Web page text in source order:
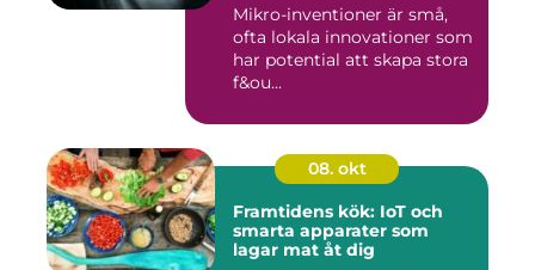
Mikro-inventioner är små,
ofta lokala innovationer som
har potential att skapa stora
f&ou...
08. okt
Framtidens kök: IoT och
smarta apparater som
lagar mat åt dig